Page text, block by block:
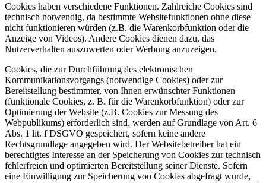
Cookies haben verschiedene Funktionen. Zahlreiche Cookies sind
technisch notwendig, da bestimmte Websitefunktionen ohne diese
nicht funktionieren würden (z.B. die Warenkorbfunktion oder die
Anzeige von Videos). Andere Cookies dienen dazu, das
Nutzerverhalten auszuwerten oder Werbung anzuzeigen.
Cookies, die zur Durchführung des elektronischen
Kommunikationsvorgangs (notwendige Cookies) oder zur
Bereitstellung bestimmter, von Ihnen erwünschter Funktionen
(funktionale Cookies, z. B. für die Warenkorbfunktion) oder zur
Optimierung der Website (z.B. Cookies zur Messung des
Webpublikums) erforderlich sind, werden auf Grundlage von Art. 6
Abs. 1 lit. f DSGVO gespeichert, sofern keine andere
Rechtsgrundlage angegeben wird. Der Websitebetreiber hat ein
berechtigtes Interesse an der Speicherung von Cookies zur technisch
fehlerfreien und optimierten Bereitstellung seiner Dienste. Sofern
eine Einwilligung zur Speicherung von Cookies abgefragt wurde,